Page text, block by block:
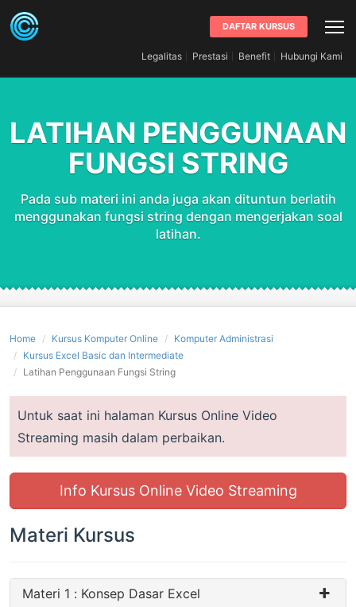
DAFTAR KURSUS
Legalitas Prestasi Benefit Hubungi Kami
LATIHAN PENGGUNAAN
FUNGSI STRING
Pada sub materi ini anda juga akan dituntun berlatih
menggunakan fungsi string dengan mengerjakan soal
latihan.
Home Kursus Komputer Online
Komputer Administrasi
Kursus Excel Basic dan Intermediate
Latihan Penggunaan Fungsi String
Untuk saat ini halaman Kursus Online Video
Streaming masih dalam perbaikan.
Info Kursus Online Video Streaming
Materi Kursus
Materi 1 : Konsep Dasar Excel